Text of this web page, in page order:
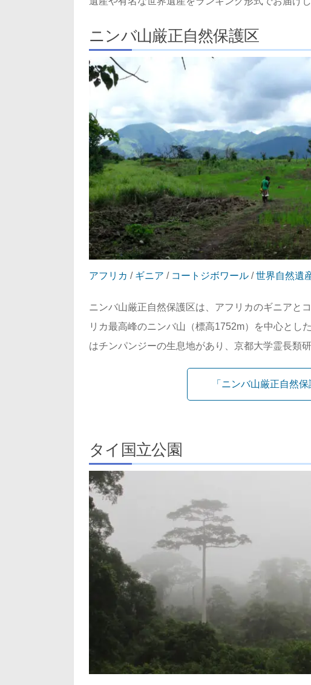
ニンバ山厳正自然保護区
アフリカ / ギニア / コートジボワール /世界自然遺
ニンバ山厳正自然保護区は、アフリカのギニアと
リカ最高峰のニンバ山（標高1752m）を中心とし
はチンパンジーの生息地があり、京都大学霊長類
「ニンバ山厳正自然
タイ国立公園